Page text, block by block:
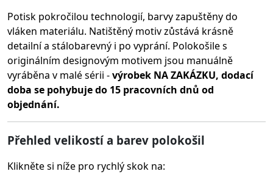
Potisk pokročilou technologií, barvy zapuštěny do
vláken materiálu. Natištěný motiv zůstává krásně
detailní a stálobarevný i po vyprání. Polokošile s
originálním designovým motivem jsou manuálně
vyráběna v malé sérii -výrobek NA ZAKÁZKU, dodací
doba se pohybuje do 15 pracovních dnů od
objednání.
Přehled velikostí a barev polokošil
Klikněte si níže pro rychlý skok na: